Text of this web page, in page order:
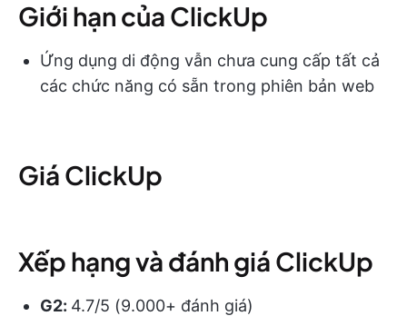
Giới hạn của ClickUp
Ứng dụng di động vẫn chưa cung cấp tất cả
các chức năng có sẵn trong phiên bản web
Giá ClickUp
Xếp hạng và đánh giá ClickUp
G2: 4.7/5 (9.000+ đánh giá)